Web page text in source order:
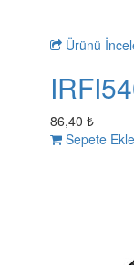
Ürünü
86,40 ₺
Sepete Ekle